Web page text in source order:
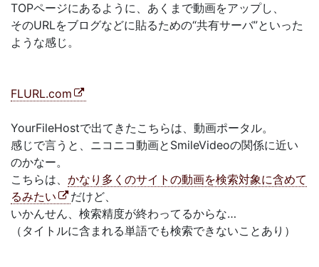
TOPページにあるように、あくまで動画をアップし、
そのURLをブログなどに貼るための“共有サーバ”といった
ような感じ。
FLURL.com
YourFileHostで出てきたこちらは、動画ポータル。
感じで言うと、ニコニコ動画とSmileVideoの関係に近い
のかなー。
こちらは、 かなり多くのサイトの動画を検索対象に含めて
るみたい
だけど、
いかんせん、検索精度が終わってるからな…
（タイトルに含まれる単語でも検索できないことあり）